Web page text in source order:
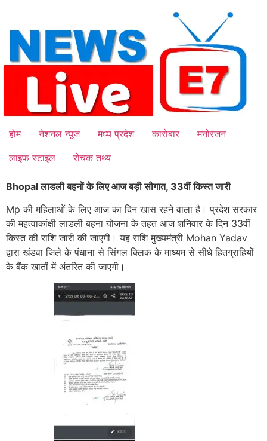
content
होम नेशनल न्यूज मध्य प्रदेश कारोबार
मनोरंजन
लाइफ स्टाइल
रोचक तथ्य
Bhopal लाडली बहनों के लिए आज बड़ी सौगात, 33वीं किस्त जारी
Mp की महिलाओं के लिए आज का दिन खास रहने वाला है। प्रदेश सरकार
की महत्वाकांक्षी लाडली बहना योजना के तहत आज शनिवार के दिन 33वीं
किस्त की राशि जारी की जाएगी। यह राशि मुख्यमंत्री Mohan Yadav
द्वारा खंडवा जिले के पंधाना से सिंगल क्लिक के माध्यम से सीधे हितग्राहियों
के बैंक खातों में अंतरित की जाएगी।